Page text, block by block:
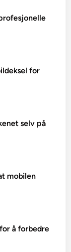
for
selv på
mobilen
å forbedre